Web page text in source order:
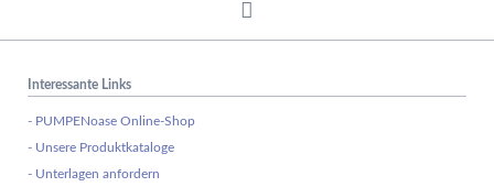
Interessante Links
- PUMPENoase Online-Shop
- Unsere Produktkataloge
- Unterlagen anfordern